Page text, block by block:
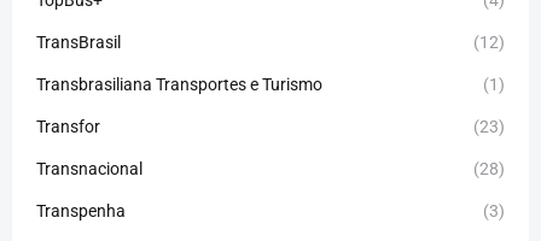
TransBrasil (12)
Transbrasiliana Transportes e Turismo (1)
Transfor (23)
Transnacional (28)
Transpenha (3)